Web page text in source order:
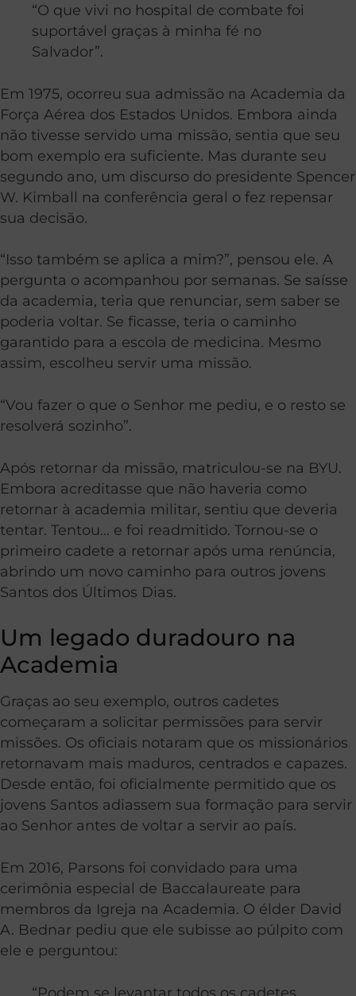
“O que vivi no hospital de combate foi
suportável graças à minha fé no
Salvador”.
Em 1975, ocorreu sua admissão na Academia da
Força Aérea dos Estados Unidos. Embora ainda
não tivesse servido uma missão, sentia que seu
bom exemplo era suficiente. Mas durante seu
segundo ano, um discurso do presidente Spencer
W. Kimball na conferência geral o fez repensar
sua decisão.
“Isso também se aplica a mim?”, pensou ele. A
pergunta o acompanhou por semanas. Se saísse
da academia, teria que renunciar, sem saber se
poderia voltar. Se ficasse, teria o caminho
garantido para a escola de medicina. Mesmo
assim, escolheu servir uma missão.
“Vou fazer o que o Senhor me pediu, e o resto se
resolverá sozinho”.
Após retornar da missão, matriculou-se na BYU.
Embora acreditasse que não haveria como
retornar à academia militar, sentiu que deveria
tentar. Tentou… e foi readmitido. Tornou-se o
primeiro cadete a retornar após uma renúncia,
abrindo um novo caminho para outros jovens
Santos dos Últimos Dias.
Um legado duradouro na
Academia
Graças ao seu exemplo, outros cadetes
começaram a solicitar permissões para servir
missões. Os oficiais notaram que os missionários
retornavam mais maduros, centrados e capazes.
Desde então, foi oficialmente permitido que os
jovens Santos adiassem sua formação para servir
ao Senhor antes de voltar a servir ao país.
Em 2016, Parsons foi convidado para uma
cerimônia especial de Baccalaureate para
membros da Igreja na Academia. O élder David
A. Bednar pediu que ele subisse ao púlpito com
ele e perguntou:
“Podem se levantar todos os cadetes